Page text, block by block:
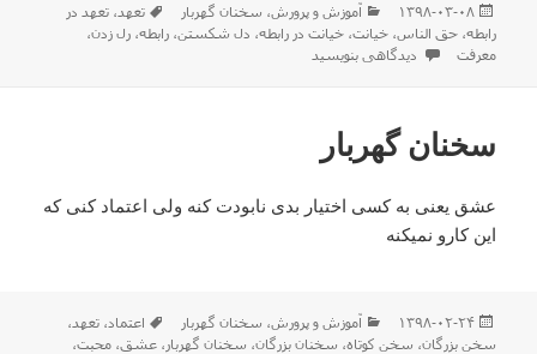
ارسال
شده
در
۱۳۹۸-۰۳-۰۸ دسته‌ها
آموزش و پرورش، سخنان گهربار برچسب‌ها
تعهد ،تعهد در
رابطه،حق الناس،خیانت،خیانت در رابطه، دل شکستن،رابطه،رل زدن،
معرفت
برای سخنان کوتاه زیبا
دیدگاهی بنویسید
سخنان گهربار
عشق یعنی به کسی اختیار بدی نابودت کنه ولی اعتماد کنی که
این کارو نمیکنه
ارسال
شده
۱۳۹۸-۰۲-۲۴ دسته‌ها
آموزش و پرورش، سخنان گهربار برچسب‌ها
اعتماد،تعهد،
سخن بزرگان، سخن کوتاه، سخنان بزرگان، سخنان گهربار ،عشق،محبت،